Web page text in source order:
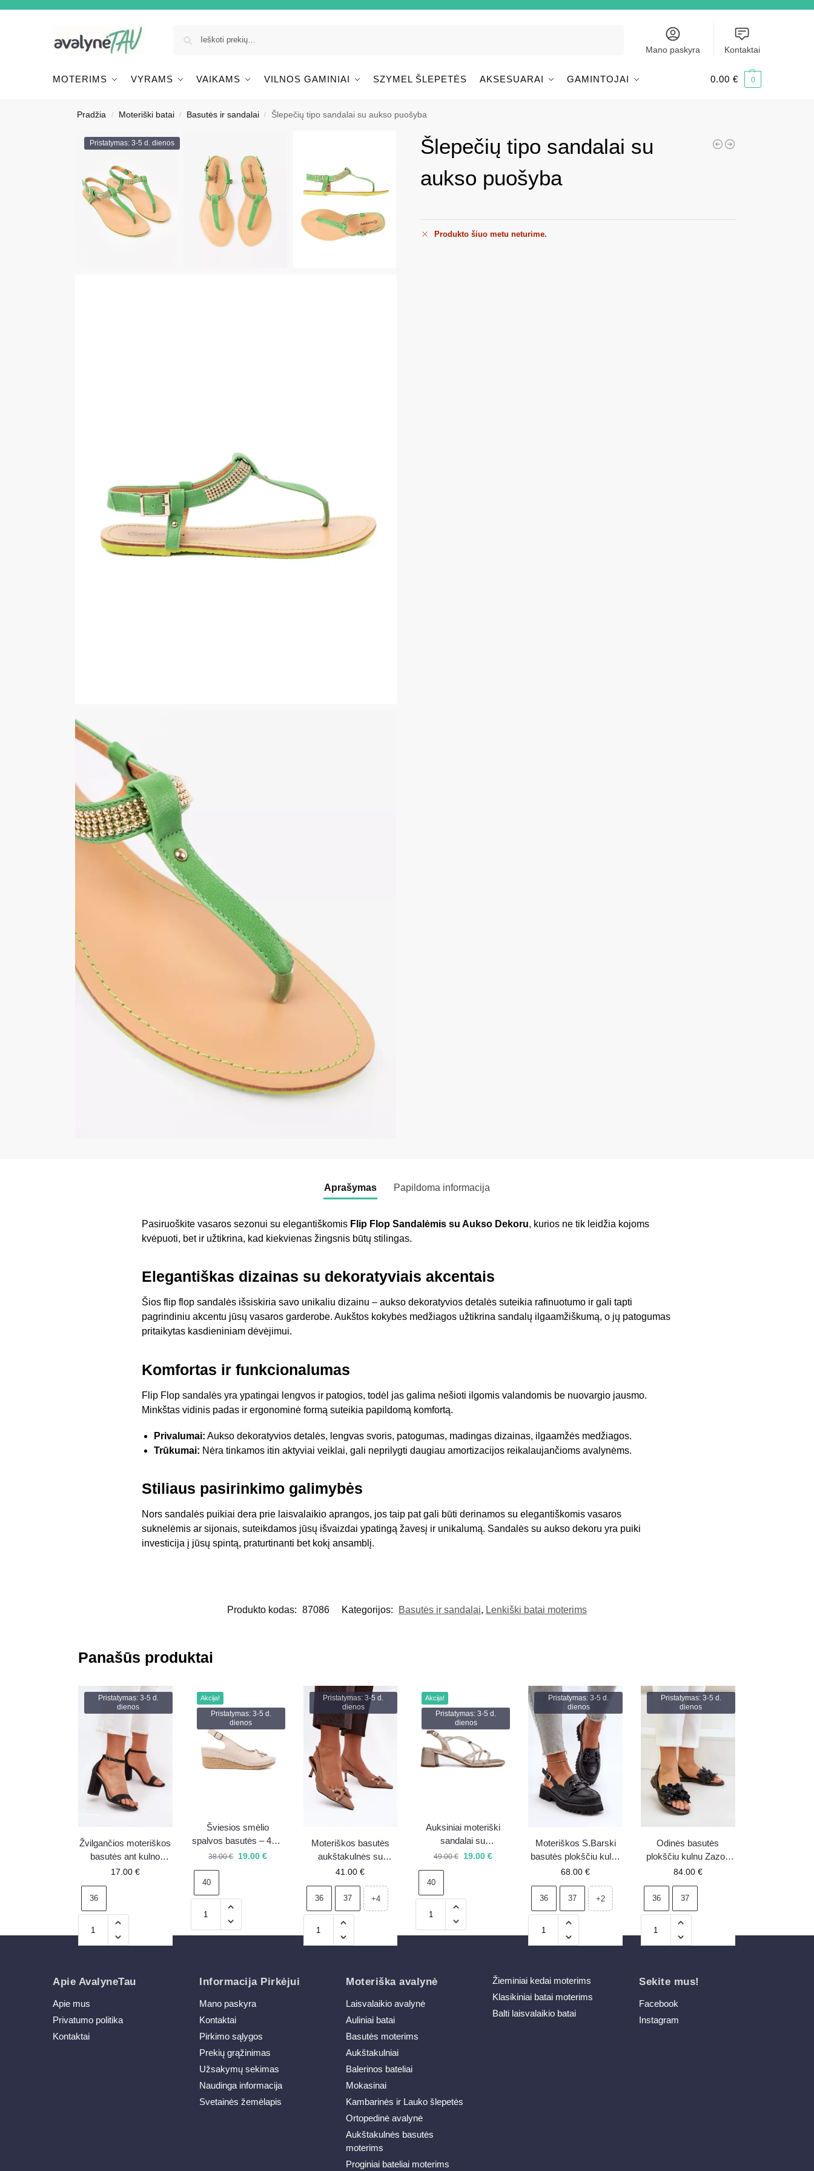
Mano paskyra Kontaktai
MOTERIMS VYRAMS VAIKAMS VILNOS GAMINIAI SZYMEL ŠLEPETĖS AKSESUARAI GAMINTOJAI 0.00 € 0
Pradžia / Moteriški batai / Basutės ir sandalai / Šlepečių tipo sandalai su aukso puošyba
Pristatymas: 3-5 d. dienos
Šlepečių tipo sandalai su
aukso puošyba
Produkto šiuo metu neturime.
Aprašymas Papildoma informacija
Pasiruoškite vasaros sezonui su elegantiškomis Flip Flop Sandalėmis su Aukso Dekoru, kurios ne tik leidžia kojoms
kvėpuoti, bet ir užtikrina, kad kiekvienas žingsnis būtų stilingas.
Elegantiškas dizainas su dekoratyviais akcentais
Šios flip flop sandalės išsiskiria savo unikaliu dizainu – aukso dekoratyvios detalės suteikia rafinuotumo ir gali tapti
pagrindiniu akcentu jūsų vasaros garderobe. Aukštos kokybės medžiagos užtikrina sandalų ilgaamžiškumą, o jų patogumas
pritaikytas kasdieniniam dėvėjimui.
Komfortas ir funkcionalumas
Flip Flop sandalės yra ypatingai lengvos ir patogios, todėl jas galima nešioti ilgomis valandomis be nuovargio jausmo.
Minkštas vidinis padas ir ergonominė formą suteikia papildomą komfortą.
Privalumai: Aukso dekoratyvios detalės, lengvas svoris, patogumas, madingas dizainas, ilgaamžės medžiagos.
Trūkumai: Nėra tinkamos itin aktyviai veiklai, gali neprilygti daugiau amortizacijos reikalaujančioms avalynėms.
Stiliaus pasirinkimo galimybės
Nors sandalės puikiai dera prie laisvalaikio aprangos, jos taip pat gali būti derinamos su elegantiškomis vasaros
suknelėmis ar sijonais, suteikdamos jūsų išvaizdai ypatingą žavesį ir unikalumą. Sandalės su aukso dekoru yra puiki
investicija į jūsų spintą, praturtinanti bet kokį ansamblį.
Produkto kodas: 87086 Kategorijos: Basutės ir sandalai, Lenkiški batai moterims
Panašūs produktai
Pristatymas: 3-5 d.
dienos
Žvilgančios moteriškos
basutės ant kulno
Kavina juodos
17.00 €
36
Akcija!
Pristatymas: 3-5 d.
dienos
Šviesios smėlio
spalvos basutės – 40 –
išpardavimas
38.00€ 19.00€
40
Pristatymas: 3-5 d.
dienos
Moteriškos basutės
aukštakulnės su
dekoratyvine detale
41.00€
36 37 +4
Akcija!
Pristatymas: 3-5 d.
dienos
Auksiniai moteriški
sandalai su
dekoratyviniais
– 40 – išpardavimas
49.00€ 19.00 €
40
Pristatymas: 3-5 d.
dienos
Moteriškos S.Barski
basutės plokščiu kulnu
su dekoracija, juodos
MR38-656
68.00€
36 37 +2
Pristatymas: 3-5 d.
dienos
Odinės basutės
plokščiu kulnu Zazoo
40425 juodos
84.00 €
36 37
Apie AvalyneTau
Apie mus
Privatumo politika
Kontaktai
Informacija Pirkėjui
Mano paskyra
Kontaktai
Pirkimo sąlygos
Prekių grąžinimas
Užsakymų sekimas
Naudinga informacija
Svetainės žemėlapis
Moteriška avalynė
Laisvalaikio avalynė
Auliniai batai
Basutės moterims
Aukštakulniai
Balerinos bateliai
Mokasinai
Kambarinės ir Lauko šlepetės
Ortopedinė avalynė
Aukštakulnės basutės
moterims
Proginiai bateliai moterims
Žieminiai kedai moterims
Klasikiniai batai moterims
Balti laisvalaikio batai
Sekite mus!
Facebook
Instagram